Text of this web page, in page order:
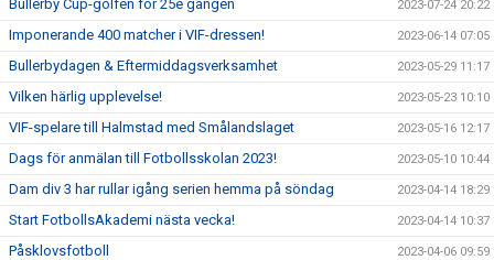
Bullerby Cup-golfen för 25e gången 2023-07-24 20:22
Imponerande 400 matcher i VIF-dressen! 2023-06-14 07:05
Bullerbydagen & Eftermiddagsverksamhet 2023-05-29 11:17
Vilken härlig upplevelse! 2023-05-23 10:10
VIF-spelare till Halmstad med Smålandslaget 2023-05-16 12:17
Dags för anmälan till Fotbollsskolan 2023! 2023-05-10 10:44
Dam div 3 har rullar igång serien hemma på söndag 2023-04-14 18:29
Start FotbollsAkademi nästa vecka! 2023-04-14 10:37
Påsklovsfotboll 2023-04-06 09:59